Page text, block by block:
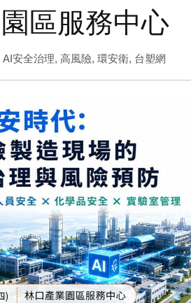
區服務中心
AI安全治理, 高風險, 環安衛, 台塑網